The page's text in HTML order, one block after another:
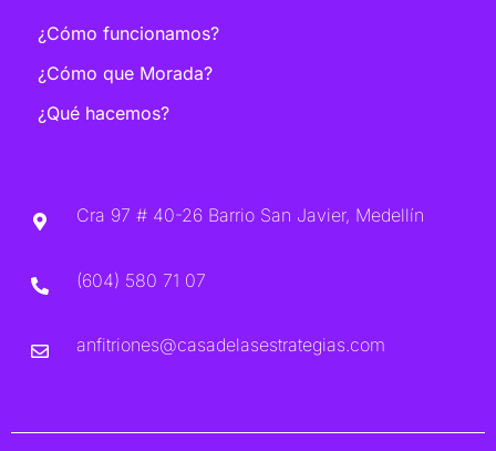
¿Cómo funcionamos?
¿Cómo que Morada?
¿Qué hacemos?
Cra 97 # 40-26 Barrio San Javier, Medellín
(604) 580 71 07
anfitriones@casadelasestrategias.com